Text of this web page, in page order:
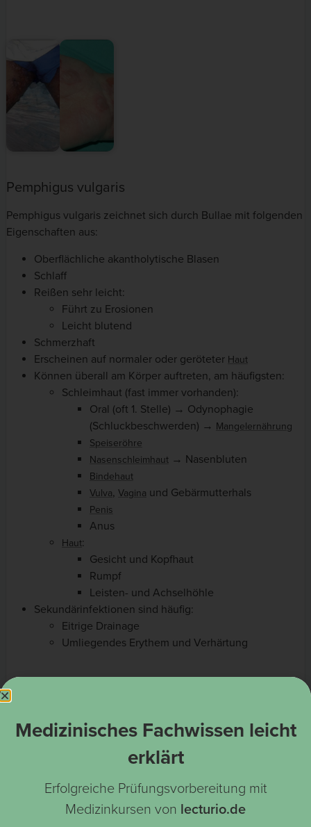
Pemphigus vulgaris
Pemphigus vulgaris zeichnet sich durch Bullae mit folgenden
Eigenschaften aus:
Oberflächliche akantholytische Blasen
Schlaff
Reißen sehr leicht:
Führt zu Erosionen
Leicht blutend
Schmerzhaft
Erscheinen auf normaler oder geröteter Haut
Können überall am Körper auftreten, am häufigsten:
Schleimhaut (fast immer vorhanden):
Oral (oft 1. Stelle) → Odynophagie
(Schluckbeschwerden) → Mangelernährung
Speiseröhre
Nasenschleimhaut → Nasenbluten
Bindehaut
Vulva, Vagina und Gebärmutterhals
Penis
Anus
Haut:
Gesicht und Kopfhaut
Rumpf
Leisten- und Achselhöhle
Sekundärinfektionen sind häufig:
Eitrige Drainage
Umliegendes Erythem und Verhärtung
Medizinisches Fachwissen leicht
erklärt
Erfolgreiche Prüfungsvorbereitung mit
Medizinkursen von lecturio.de